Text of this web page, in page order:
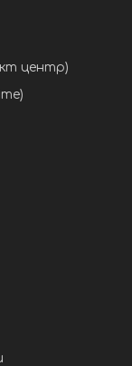
центр)